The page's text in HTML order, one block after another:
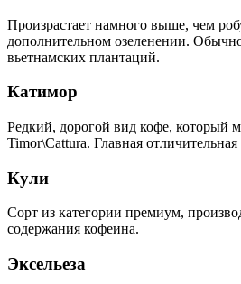
Произрастает намного выше, чем
дополнительном озеленении.
вьетнамских плантаций.
Катимор
Редкий, дорогой вид кофе, который
Timor\Cattura. Главная
Кули
Сорт из категории премиум,
содержания кофеина.
Эксельеза